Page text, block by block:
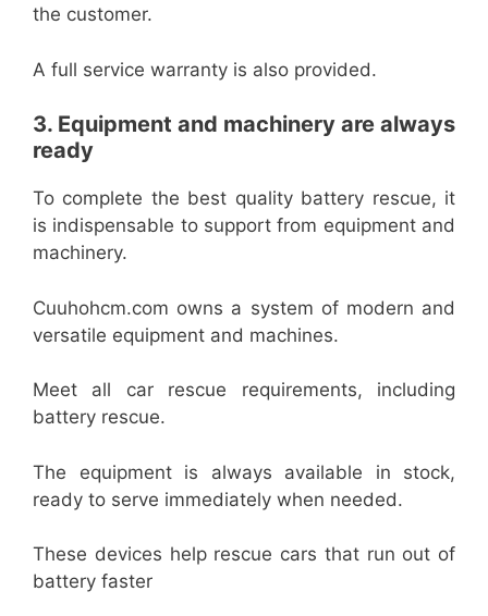
the customer.
A full service warranty is also provided.
3. Equipment and machinery are always
ready
To complete the best quality battery rescue, it
is indispensable to support from equipment and
machinery.
Cuuhohcm.com owns a system of modern and
versatile equipment and machines.
Meet all car rescue requirements, including
battery rescue.
The equipment is always available in stock,
ready to serve immediately when needed.
These devices help rescue cars that run out of
battery faster